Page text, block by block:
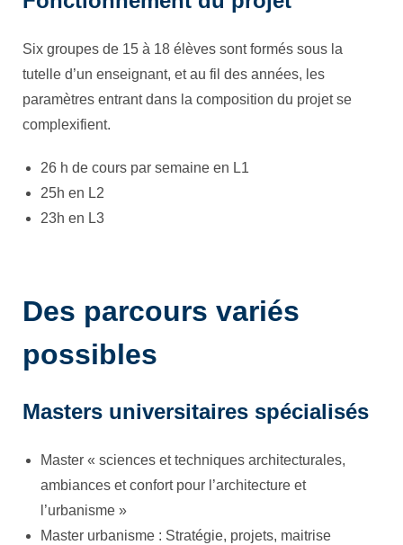
Six groupes de 15 à 18 élèves sont formés sous la
tutelle d’un enseignant, et au fil des années, les
paramètres entrant dans la composition du projet se
complexifient.
26 h de cours par semaine en L1
25h en L2
23h en L3
Des parcours variés
possibles
Masters universitaires spécialisés
Master « sciences et techniques architecturales,
ambiances et confort pour l’architecture et
l’urbanisme »
Master urbanisme : Stratégie, projets, maitrise